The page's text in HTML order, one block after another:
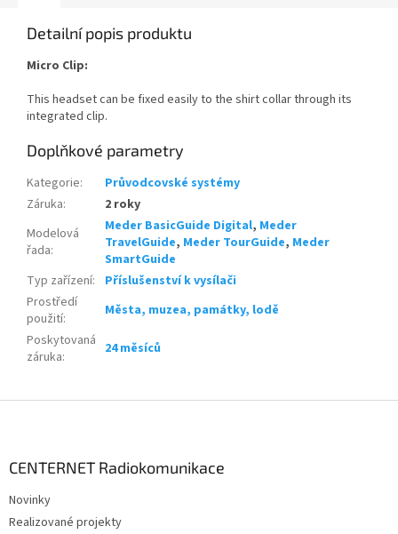
Detailní popis produktu
Micro Clip:
This headset can be fixed easily to the shirt collar through its
integrated clip.
Doplňkové parametry
Kategorie:
Průvodcovské systémy
Záruka:
2 roky
Modelová
řada:
Meder BasicGuide Digital, Meder
TravelGuide, Meder TourGuide, Meder
SmartGuide
Typ zařízení:
Příslušenství k vysílači
Prostředí
použití:
Města, muzea, památky, lodě
Poskytovaná
záruka: 24 měsíců
CENTERNET Radiokomunikace
Novinky
Realizované projekty